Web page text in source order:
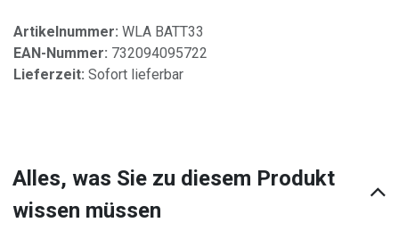
Artikelnummer: WLA BATT33
EAN-Nummer: 732094095722
Lieferzeit: Sofort lieferbar
Alles, was Sie zu diesem Produkt
wissen müssen